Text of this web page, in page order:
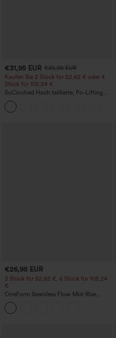
€31,95 EUR €35,95 EUR
Kaufen Sie 2 Stück für 52,62 € oder 4
Stück für 105,24 €.
SoCinched Hoch taillierte, Po-Lifting
7/8-Trainingsleggings mit
Bauchkontrolle und Seitentaschen
€26,95 EUR
3 Stück für 52,62 €, 6 Stück für 105,24
€
OneForm Seamless Flow Mid-Rise
Yoga-Leggings - mittelhoher Bund,
bauchformend und mit Po-Lifting-
Effekt